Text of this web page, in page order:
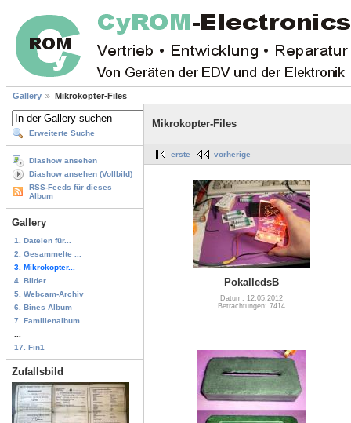
Gallery Mikrokopter-Files
Erweiterte Suche
Diashow ansehen
Diashow ansehen (Vollbild)
RSS-Feeds für dieses
Album
Gallery
1. Dateien für...
2. Gesammelte ...
3. Mikrokopter...
4. Bilder...
5. Webcam-Archiv
6. Bines Album
7. Familienalbum
17. Fin1
Zufallsbild
Mikrokopter-Files
erste vorherige
PokalledsB
Datum: 12.05.2012
Betrachtungen: 7414